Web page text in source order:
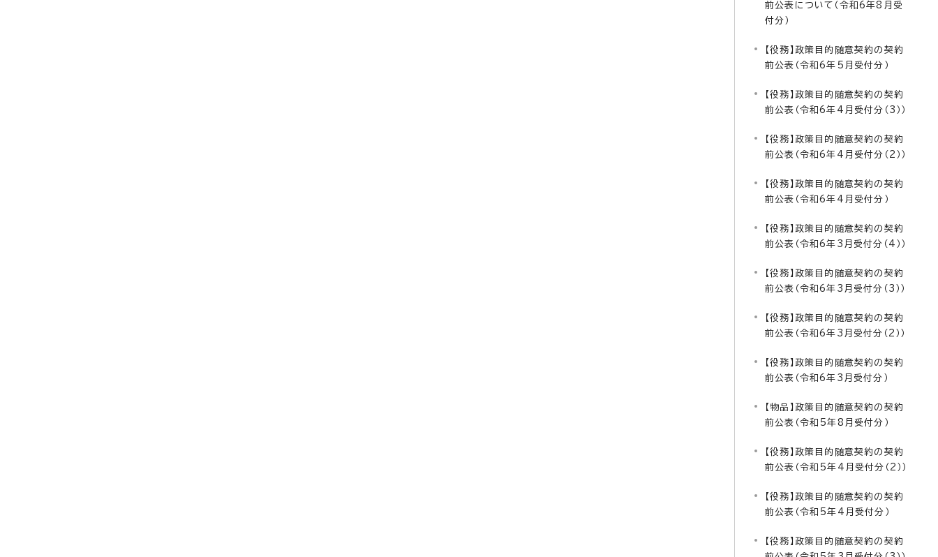
前公表について（令和6年8月受
付分）
【役務】政策目的随意契約の契約
前公表（令和6年5月受付分）
【役務】政策目的随意契約の契約
前公表（令和6年4月受付分（3））
【役務】政策目的随意契約の契約
前公表（令和6年4月受付分（2））
【役務】政策目的随意契約の契約
前公表（令和6年4月受付分）
【役務】政策目的随意契約の契約
前公表（令和6年3月受付分（4））
【役務】政策目的随意契約の契約
前公表（令和6年3月受付分（3））
【役務】政策目的随意契約の契約
前公表（令和6年3月受付分（2））
【役務】政策目的随意契約の契約
前公表（令和6年3月受付分）
【物品】政策目的随意契約の契約
前公表（令和5年8月受付分）
【役務】政策目的随意契約の契約
前公表（令和5年4月受付分（2））
【役務】政策目的随意契約の契約
前公表（令和5年4月受付分）
【役務】政策目的随意契約の契約